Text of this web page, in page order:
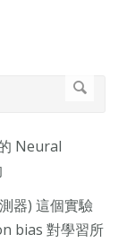
Neural
器) 這個實驗
bias 對學習所